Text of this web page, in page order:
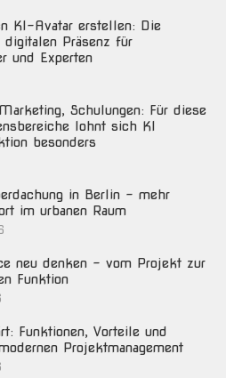
KI-Avatar erstellen: Die
digitalen Präsenz für
und Experten
Schulungen: Für diese
lohnt sich KI
besonders
in Berlin – mehr
im urbanen Raum
neu denken – vom Projekt zur
Funktion
Funktionen, Vorteile und
Projektmanagement